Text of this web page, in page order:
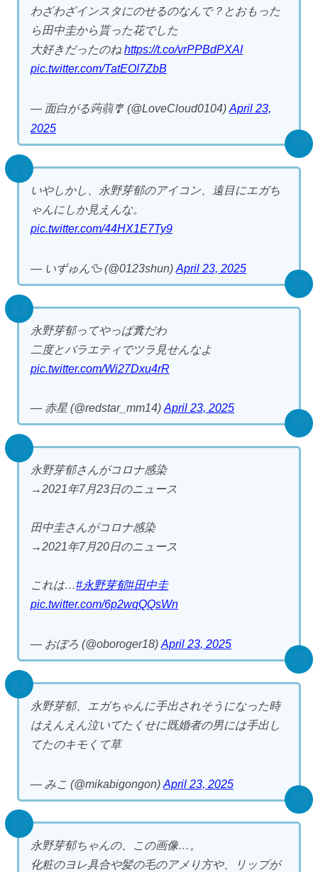
わざわざインスタにのせるのなんで？とおもった
ら田中圭から貰った花でした
大好きだったのね https://t.co/vrPPBdPXAI
pic.twitter.com/TatEOI7ZbB
— 面白がる蒟蒻🎐 (@LoveCloud0104) April 23,
2025
いやしかし、永野芽郁のアイコン、遠目にエガち
ゃんにしか見えんな。
pic.twitter.com/44HX1E7Ty9
— いずゅん🦆 (@0123shun) April 23, 2025
永野芽郁ってやっぱ糞だわ
二度とバラエティでツラ見せんなよ
pic.twitter.com/Wi27Dxu4rR
— 赤星 (@redstar_mm14) April 23, 2025
永野芽郁さんがコロナ感染
→2021年7月23日のニュース
田中圭さんがコロナ感染
→2021年7月20日のニュース
これは…#永野芽郁#田中圭
pic.twitter.com/6p2wqQQsWn
— おぼろ (@oboroger18) April 23, 2025
永野芽郁、エガちゃんに手出されそうになった時
はえんえん泣いてたくせに既婚者の男には手出し
てたのキモくて草
— みこ (@mikabigongon) April 23, 2025
永野芽郁ちゃんの、この画像…。
化粧のヨレ具合や髪の毛のアメり方や、リップが